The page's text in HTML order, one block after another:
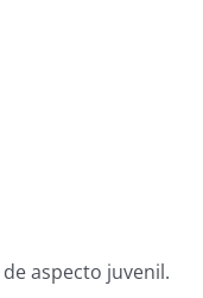
aspecto juvenil.